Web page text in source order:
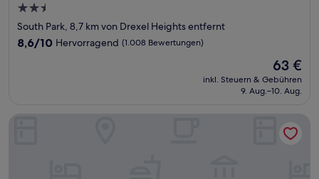
2.5-
Sterne-
Unterkunft
South Park, 8,7 km von Drexel Heights entfernt
8.6
8,6/10 Hervorragend (1.008 Bewertungen)
Der
Preis
beträgt
63 €
inkl. Steuern & Gebühren
9. Aug.–10. Aug.
Home2 Suites by Hilton Tucson Airport